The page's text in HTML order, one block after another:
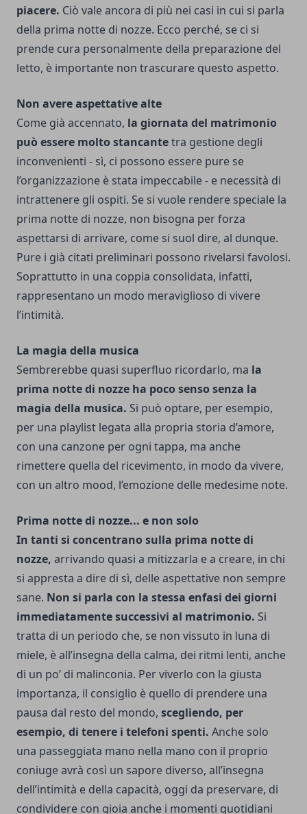
piacere. Ciò vale ancora di più nei casi in cui si parla
della prima notte di nozze. Ecco perché, se ci si
prende cura personalmente della preparazione del
letto, è importante non trascurare questo aspetto.
Non avere aspettative alte
Come già accennato, la giornata del matrimonio
può essere molto stancantetra gestione degli
inconvenienti - sì, ci possono essere pure se
l’organizzazione è stata impeccabile - e necessità di
intrattenere gli ospiti. Se si vuole rendere speciale la
prima notte di nozze, non bisogna per forza
aspettarsi di arrivare, come si suol dire, al dunque.
Pure i già citati preliminari possono rivelarsi favolosi.
Soprattutto in una coppia consolidata, infatti,
rappresentano un modo meraviglioso di vivere
l’intimità.
La magia della musica
Sembrerebbe quasi superfluo ricordarlo, ma la
prima notte di nozze ha poco senso senza la
magia della musica. Si può optare, per esempio,
per una playlist legata alla propria storia d’amore,
con una canzone per ogni tappa, ma anche
rimettere quella del ricevimento, in modo da vivere,
con un altro mood, l’emozione delle medesime note.
Prima notte di nozze... e non solo
In tanti si concentrano sulla prima notte di
nozze, arrivando quasi a mitizzarla e a creare, in chi
si appresta a dire di sì, delle aspettative non sempre
sane. Non si parla con la stessa enfasi dei giorni
immediatamente successivi al matrimonio. Si
tratta di un periodo che, se non vissuto in luna di
miele, è all’insegna della calma, dei ritmi lenti, anche
di un po’ di malinconia. Per viverlo con la giusta
importanza, il consiglio è quello di prendere una
pausa dal resto del mondo, scegliendo, per
esempio, di tenere i telefoni spenti. Anche solo
una passeggiata mano nella mano con il proprio
coniuge avrà così un sapore diverso, all’insegna
dell’intimità e della capacità, oggi da preservare, di
condividere con gioia anche i momenti quotidiani